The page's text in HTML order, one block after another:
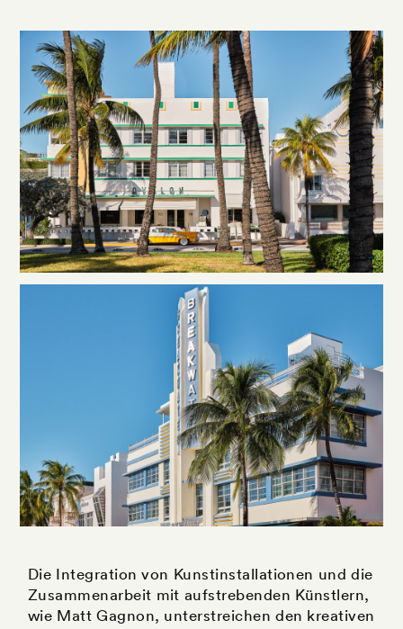
Die Integration von Kunstinstallationen und die
Zusammenarbeit mit aufstrebenden Künstlern,
wie Matt Gagnon, unterstreichen den kreativen